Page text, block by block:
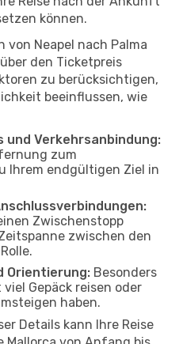
können.
von Neapel nach Palma
den Ticketpreis
zu berücksichtigen,
beeinflussen, wie
und Verkehrsanbindung:
zum
Ihrem endgültigen Ziel in
Zwischenstopp
zwischen den
Orientierung: Besonders
Gepäck reisen oder
haben.
Details kann Ihre Reise